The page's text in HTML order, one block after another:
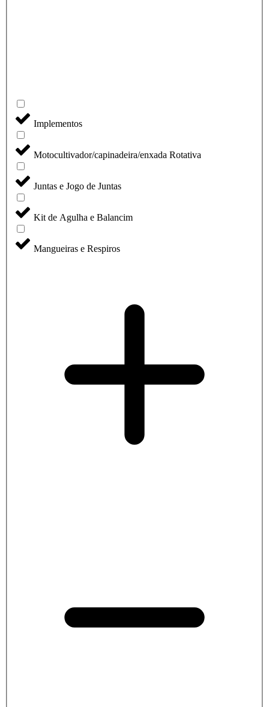
Implementos
Motocultivador/capinadeira/enxada Rotativa
Juntas e Jogo de Juntas
Kit de Agulha e Balancim
Mangueiras e Respiros